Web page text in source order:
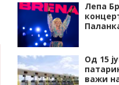
Лепа
Од 15
важи